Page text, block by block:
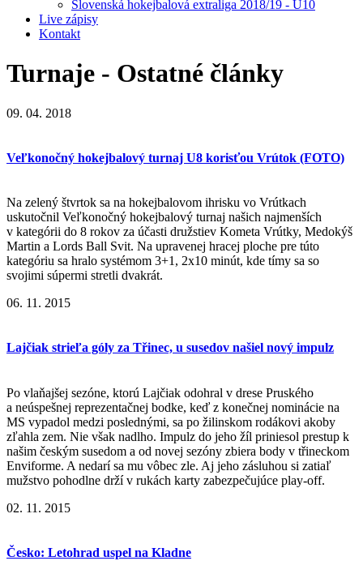
Slovenská hokejbalová extraliga 2018/19 - U10
Live zápisy
Kontakt
Turnaje - Ostatné články
09. 04. 2018
Veľkonočný hokejbalový turnaj U8 korisťou Vrútok (FOTO)
Na zelený štvrtok sa na hokejbalovom ihrisku vo Vrútkach
uskutočnil Veľkonočný hokejbalový turnaj našich najmenších
v kategórii do 8 rokov za účasti družstiev Kometa Vrútky, Medokýš
Martin a Lords Ball Svit. Na upravenej hracej ploche pre túto
kategóriu sa hralo systémom 3+1, 2x10 minút, kde tímy sa so
svojimi súpermi stretli dvakrát.
06. 11. 2015
Lajčiak strieľa góly za Třinec, u susedov našiel nový impulz
Po vlaňajšej sezóne, ktorú Lajčiak odohral v drese Pruského
a neúspešnej reprezentačnej bodke, keď z konečnej nominácie na
MS vypadol medzi poslednými, sa po žilinskom rodákovi akoby
zľahla zem. Nie však nadlho. Impulz do jeho žíl priniesol prestup k
našim českým susedom a od novej sezóny zbiera body v třineckom
Enviforme. A nedarí sa mu vôbec zle. Aj jeho zásluhou si zatiaľ
mužstvo pohodlne drží v rukách karty zabezpečujúce play-off.
02. 11. 2015
Česko: Letohrad uspel na Kladne